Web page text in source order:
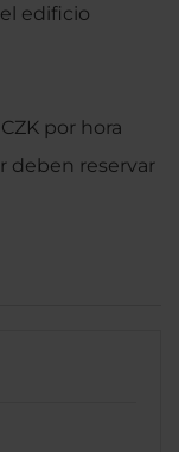
edificio
por hora
deben reservar